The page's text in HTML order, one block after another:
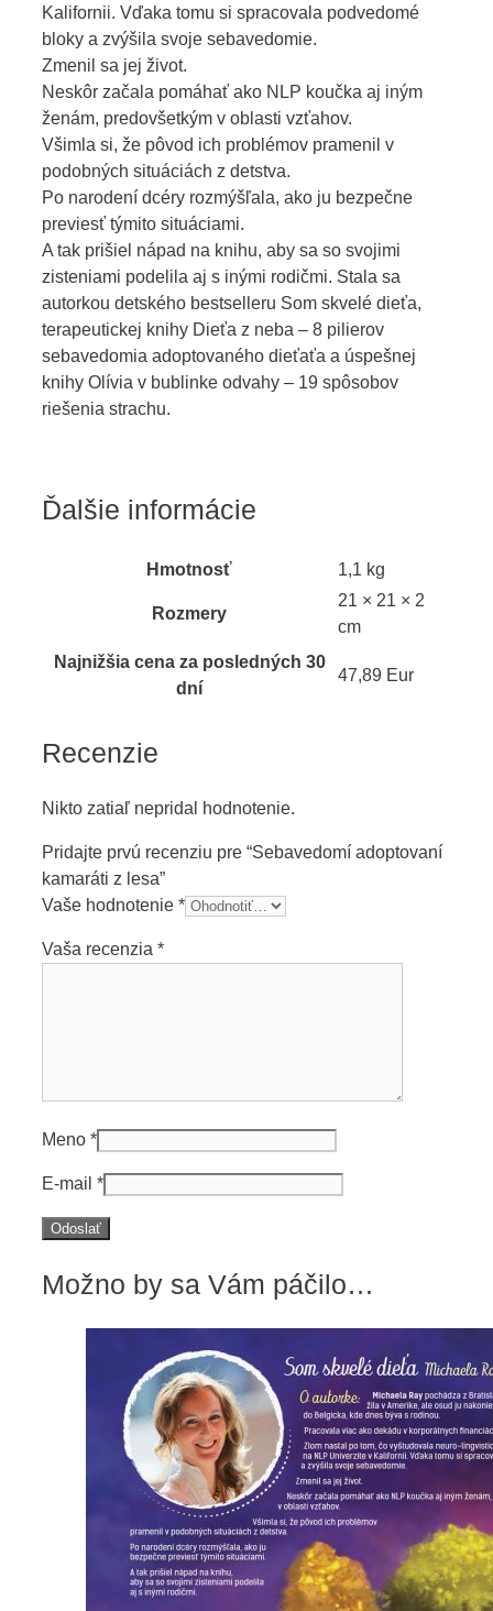
Kalifornii. Vďaka tomu si spracovala podvedomé
bloky a zvýšila svoje sebavedomie.
Zmenil sa jej život.
Neskôr začala pomáhať ako NLP koučka aj iným
ženám, predovšetkým v oblasti vzťahov.
Všimla si, že pôvod ich problémov pramenil v
podobných situáciách z detstva.
Po narodení dcéry rozmýšľala, ako ju bezpečne
previesť týmito situáciami.
A tak prišiel nápad na knihu, aby sa so svojimi
zisteniami podelila aj s inými rodičmi. Stala sa
autorkou detského bestselleru Som skvelé dieťa,
terapeutickej knihy Dieťa z neba – 8 pilierov
sebavedomia adoptovaného dieťaťa a úspešnej
knihy Olívia v bublinke odvahy – 19 spôsobov
riešenia strachu.
Ďalšie informácie
Hmotnosť 1,1 kg
Rozmery
21 × 21 × 2
cm
Najnižšia cena za posledných 30
dní
47,89 Eur
Recenzie
Nikto zatiaľ nepridal hodnotenie.
Pridajte prvú recenziu pre “Sebavedomí adoptovaní
kamaráti z lesa”
Vaše hodnotenie *
Vaša recenzia *
Meno *
E-mail *
Možno by sa Vám páčilo…